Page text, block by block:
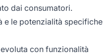
dai consumatori.
e le potenzialità specifiche
con funzionalità